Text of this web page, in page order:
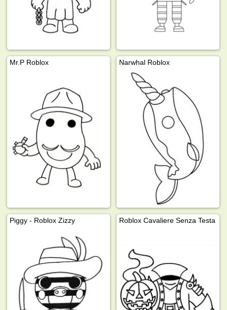
Mr.P Roblox Narwhal Roblox
Piggy - Roblox Zizzy Roblox Cavaliere Senza Testa